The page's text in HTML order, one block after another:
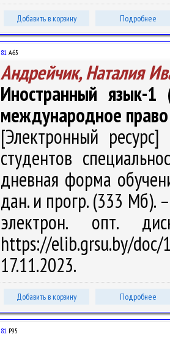
Добавить в корзину Подробнее
81 А65
Андрейчик, Наталия
Иностранный язык-1
международное право
[Электронный
студентов
дневная форма
дан. и прогр. (333 Мб).
электрон. опт.
https://elib.grsu.by/
17.11.2023.
Добавить в корзину Подробнее
81 Р95